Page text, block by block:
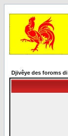
Djivêye des foroms